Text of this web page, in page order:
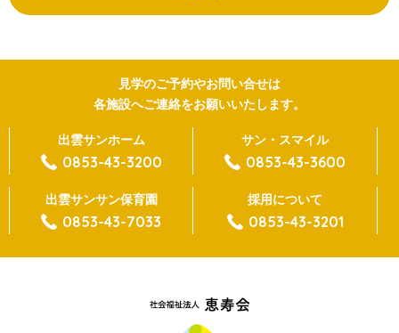
見学のご予約やお問い合せは
各施設へご連絡をお願いいたします。
出雲サンホーム
0853-43-3200
サン・スマイル
0853-43-3600
出雲サンサン保育園
0853-43-7033
採用について
0853-43-3201